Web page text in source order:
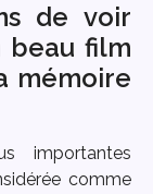
de voir
beau film
mémoire
importantes
comme